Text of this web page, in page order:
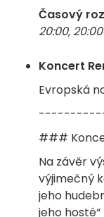
Časový
20:00,
Koncert
Evropská
###
Na závěr
výjimečný
jeho
jeho hosté“